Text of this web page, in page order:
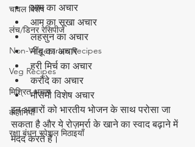
चावल विशेष
लंच/डिनर रेसिपीज
Non-Vegetarian Recipes
Veg Recipes
मिश्रित अचार
कहानियाँ
रक्षा बंधन स्पेशल मिठाइयाँ
आम का अचार
आम का सूखा अचार
लहसुन का अचार
नींबू का अचार
हरी मिर्च का अचार
करौंदे का अचार
मौसमी विशेष अचार
इन अचारों को भारतीय भोजन के साथ परोसा जा
सकता है और ये रोज़मर्रा के खाने का स्वाद बढ़ाने में
मदद करते हैं।